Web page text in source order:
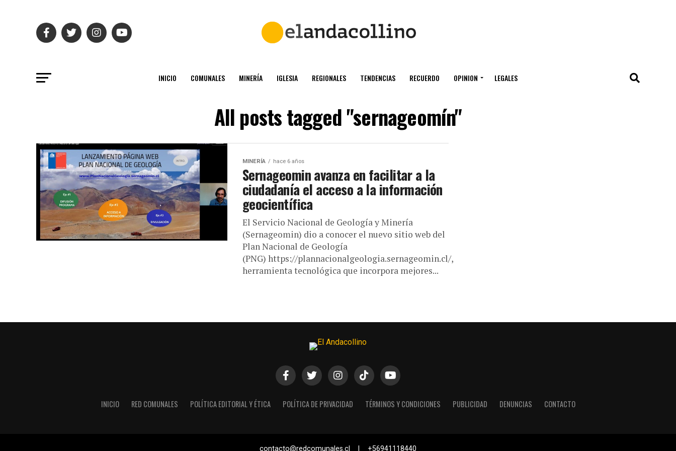
INICIO COMUNALES MINERÍA IGLESIA REGIONALES TENDENCIAS RECUERDO OPINION LEGALES
All posts tagged "sernageomín"
MINERÍA hace 6 años
Sernageomin avanza en facilitar a la
ciudadanía el acceso a la información
geocientífica
El Servicio Nacional de Geología y Minería
(Sernageomin) dio a conocer el nuevo sitio web del
Plan Nacional de Geología
(PNG) https://plannacionalgeologia.sernageomin.cl/,
herramienta tecnológica que incorpora mejores...
INICIO RED COMUNALES POLÍTICA EDITORIAL Y ÉTICA POLÍTICA DE PRIVACIDAD TÉRMINOS Y CONDICIONES PUBLICIDAD DENUNCIAS CONTACTO
contacto@redcomunales.cl | +56941118440